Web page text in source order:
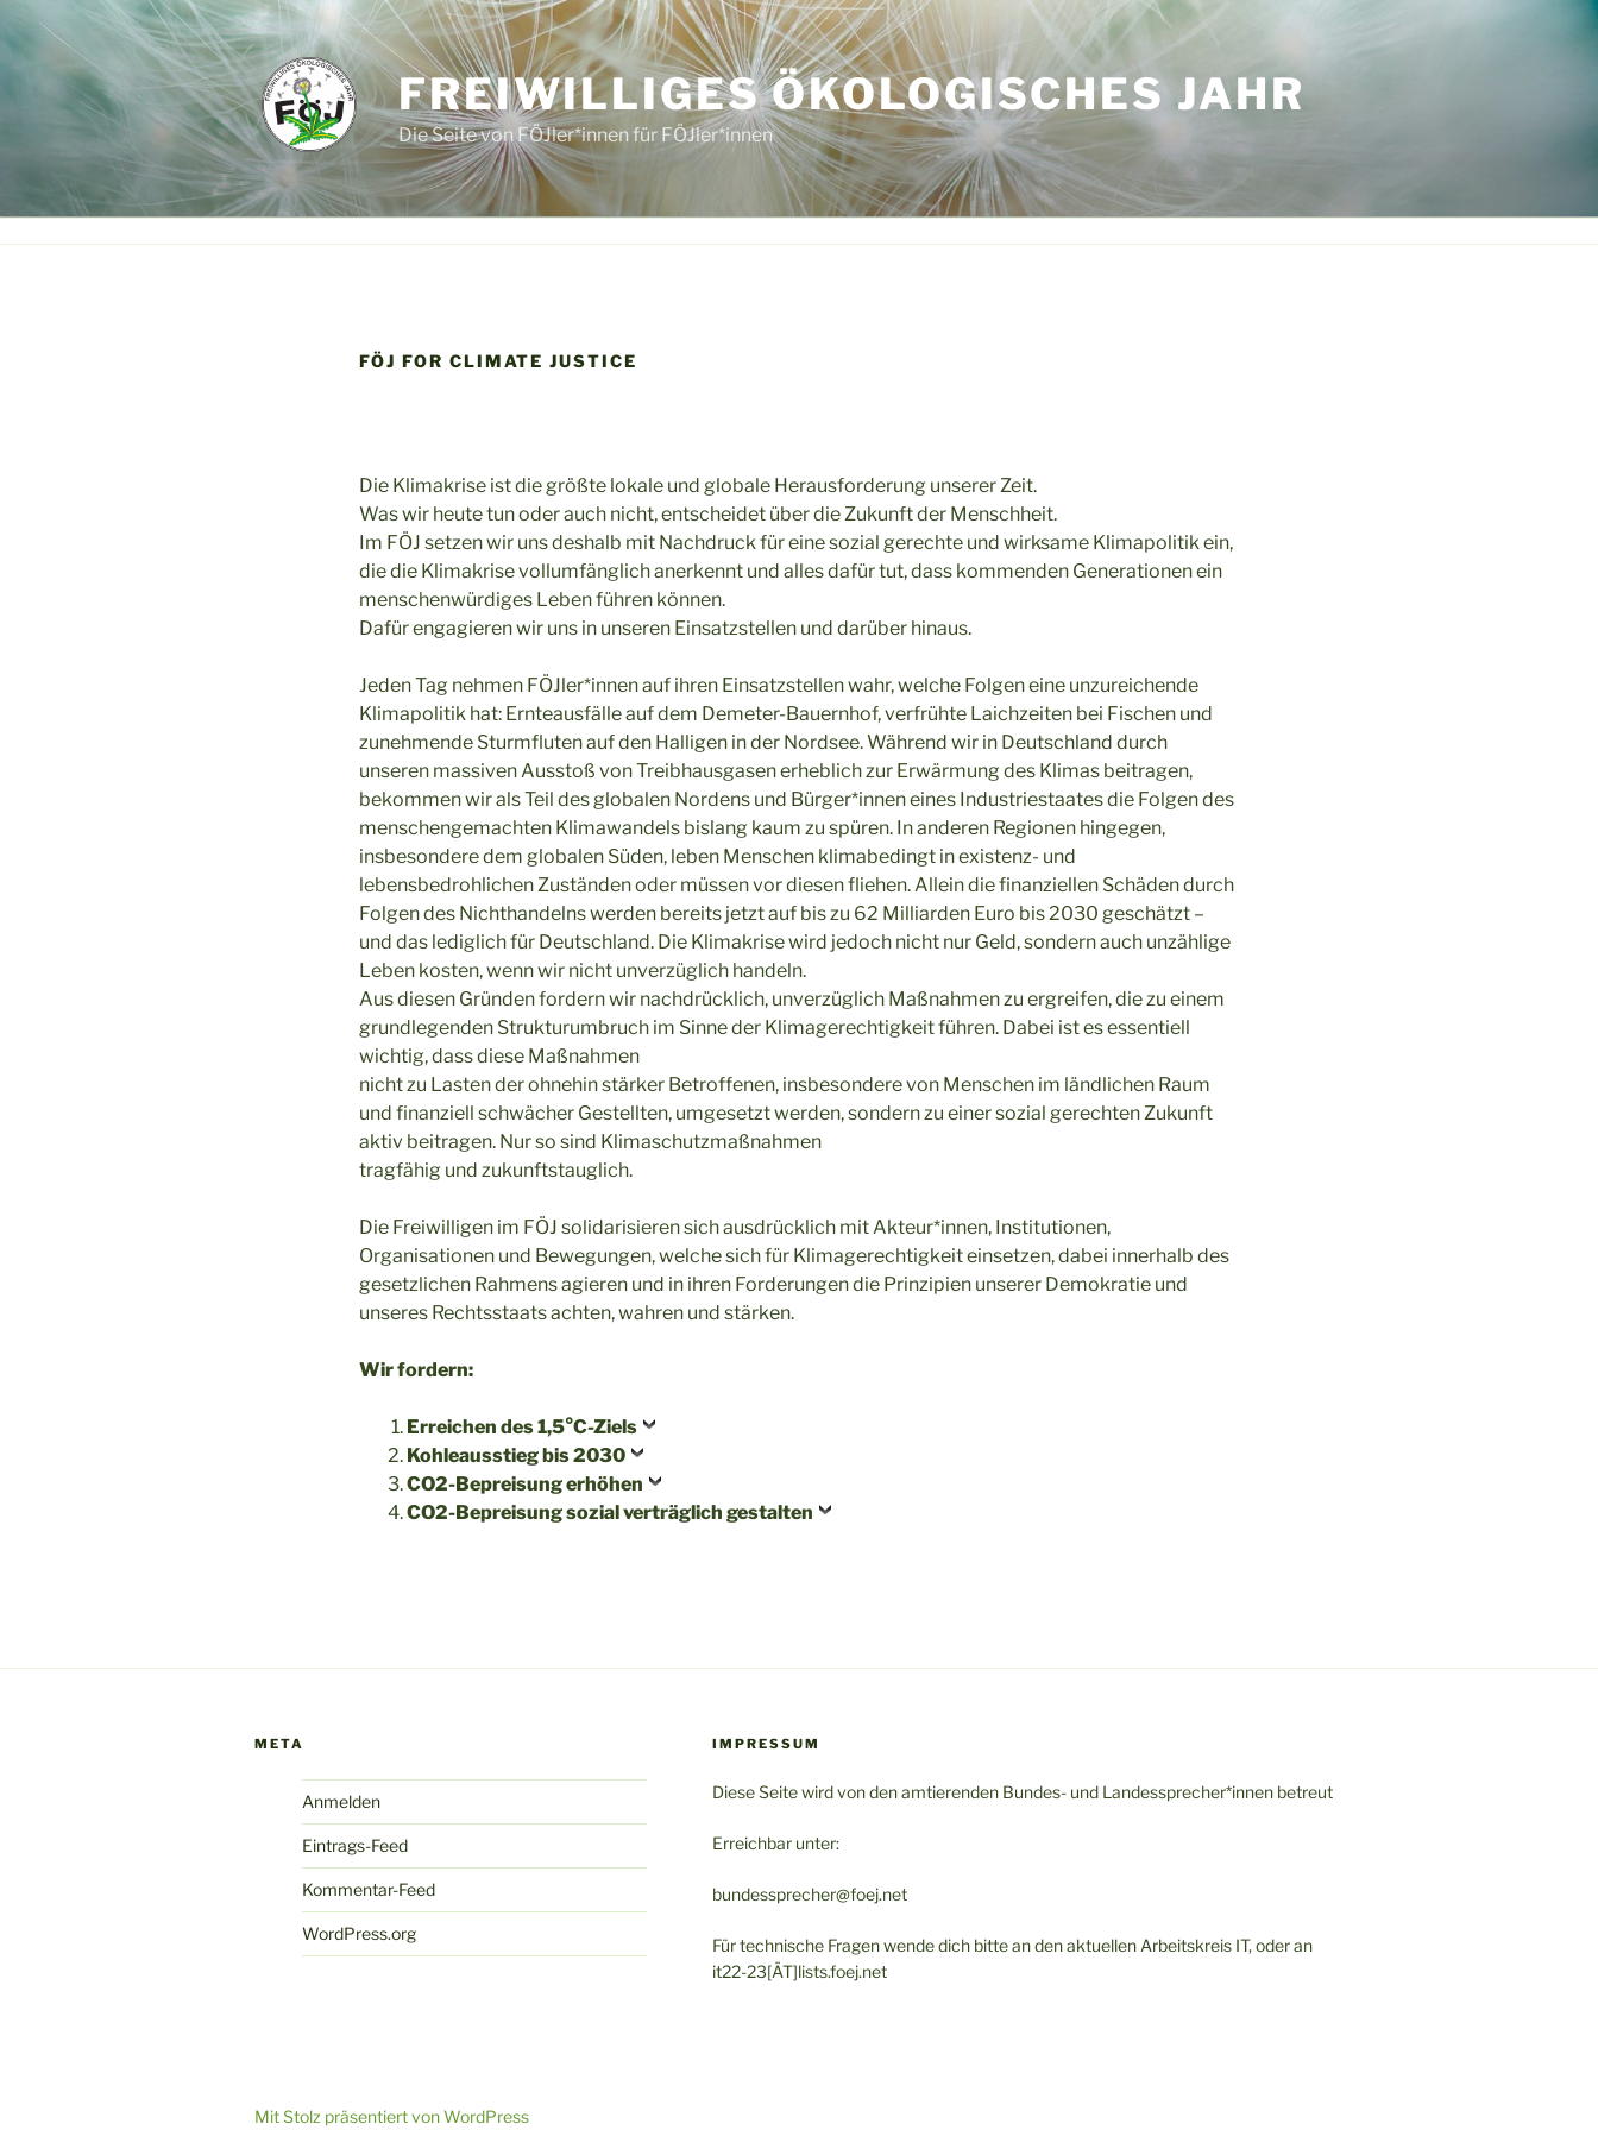
springen
FREIWILLIGES ÖKOLOGISCHES JAHR
Die Seite von FÖJler*innen für FÖJler*innen
FÖJ FOR CLIMATE JUSTICE
Die Klimakrise ist die größte lokale und globale Herausforderung unserer Zeit.
Was wir heute tun oder auch nicht, entscheidet über die Zukunft der Menschheit.
Im FÖJ setzen wir uns deshalb mit Nachdruck für eine sozial gerechte und wirksame Klimapolitik ein,
die die Klimakrise vollumfänglich anerkennt und alles dafür tut, dass kommenden Generationen ein
menschenwürdiges Leben führen können.
Dafür engagieren wir uns in unseren Einsatzstellen und darüber hinaus.
Jeden Tag nehmen FÖJler*innen auf ihren Einsatzstellen wahr, welche Folgen eine unzureichende
Klimapolitik hat: Ernteausfälle auf dem Demeter-Bauernhof, verfrühte Laichzeiten bei Fischen und
zunehmende Sturmfluten auf den Halligen in der Nordsee. Während wir in Deutschland durch
unseren massiven Ausstoß von Treibhausgasen erheblich zur Erwärmung des Klimas beitragen,
bekommen wir als Teil des globalen Nordens und Bürger*innen eines Industriestaates die Folgen des
menschengemachten Klimawandels bislang kaum zu spüren. In anderen Regionen hingegen,
insbesondere dem globalen Süden, leben Menschen klimabedingt in existenz- und
lebensbedrohlichen Zuständen oder müssen vor diesen fliehen. Allein die finanziellen Schäden durch
Folgen des Nichthandelns werden bereits jetzt auf bis zu 62 Milliarden Euro bis 2030 geschätzt –
und das lediglich für Deutschland. Die Klimakrise wird jedoch nicht nur Geld, sondern auch unzählige
Leben kosten, wenn wir nicht unverzüglich handeln.
Aus diesen Gründen fordern wir nachdrücklich, unverzüglich Maßnahmen zu ergreifen, die zu einem
grundlegenden Strukturumbruch im Sinne der Klimagerechtigkeit führen. Dabei ist es essentiell
wichtig, dass diese Maßnahmen
nicht zu Lasten der ohnehin stärker Betroffenen, insbesondere von Menschen im ländlichen Raum
und finanziell schwächer Gestellten, umgesetzt werden, sondern zu einer sozial gerechten Zukunft
aktiv beitragen. Nur so sind Klimaschutzmaßnahmen
tragfähig und zukunftstauglich.
Die Freiwilligen im FÖJ solidarisieren sich ausdrücklich mit Akteur*innen, Institutionen,
Organisationen und Bewegungen, welche sich für Klimagerechtigkeit einsetzen, dabei innerhalb des
gesetzlichen Rahmens agieren und in ihren Forderungen die Prinzipien unserer Demokratie und
unseres Rechtsstaats achten, wahren und stärken.
Wir fordern:
Erreichen des 1,5°C-Ziels
Kohleausstieg bis 2030
CO2-Bepreisung erhöhen
CO2-Bepreisung sozial verträglich gestalten
META
Anmelden
Eintrags-Feed
Kommentar-Feed
WordPress.org
IMPRESSUM
Diese Seite wird von den amtierenden Bundes- und Landessprecher*innen betreut
Erreichbar unter:
bundessprecher@foej.net
Für technische Fragen wende dich bitte an den aktuellen Arbeitskreis IT, oder an
it22-23[ÄT]lists.foej.net
Mit Stolz präsentiert von WordPress